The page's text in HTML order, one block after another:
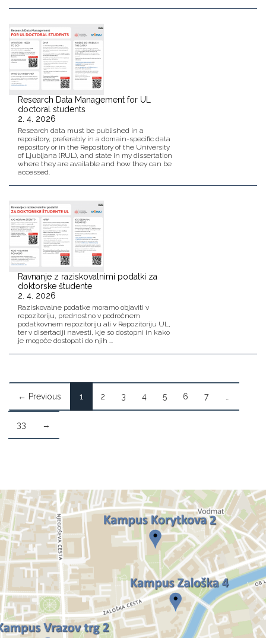
Research Data Management for UL
doctoral students
2. 4. 2026
Research data must be published in a
repository, preferably in a domain-specific data
repository or in the Repository of the University
of Ljubljana (RUL), and state in my dissertation
where they are available and how they can be
accessed.
Ravnanje z raziskovalnimi podatki za
doktorske študente
2. 4. 2026
Raziskovalne podatke moramo objaviti v
repozitoriju, prednostno v področnem
podatkovnem repozitoriju ali v Repozitoriju UL,
ter v disertaciji navesti, kje so dostopni in kako
je mogoče dostopati do njih ...
← Previous 1 2 3 4 5 6 7
33 →